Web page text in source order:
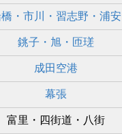
・市川・習志野・浦安
銚子・旭・匝瑳
成田空港
幕張
富里・四街道・八街